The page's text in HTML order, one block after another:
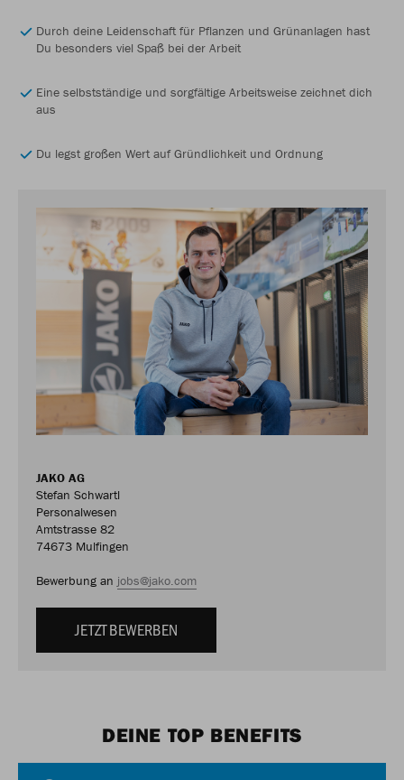
Durch deine Leidenschaft für Pflanzen und Grünanlagen hast
Du besonders viel Spaß bei der Arbeit
Eine selbstständige und sorgfältige Arbeitsweise zeichnet dich
aus
Du legst großen Wert auf Gründlichkeit und Ordnung
JAKO AG
Stefan Schwartl
Personalwesen
Amtstrasse 82
74673 Mulfingen
Bewerbung an jobs@jako.com
JETZT BEWERBEN
DEINE TOP BENEFITS